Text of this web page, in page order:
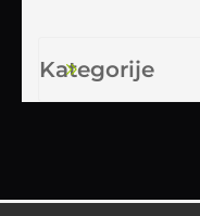
Kategorije